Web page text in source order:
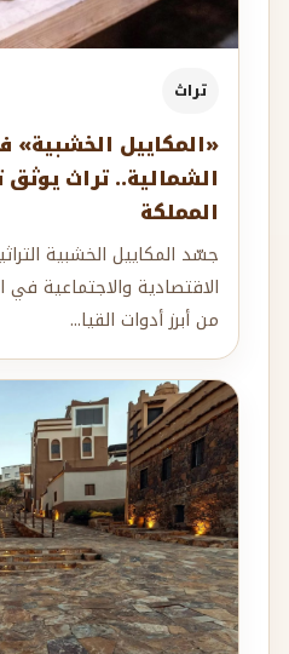
تراث
«المكاييل الخشبية»
الشمالية.. تراث يوثق
المملكة
جسّد المكاييل الخشبية
الاقتصادية والاجتماعية في
من أبرز أدوات القيا...